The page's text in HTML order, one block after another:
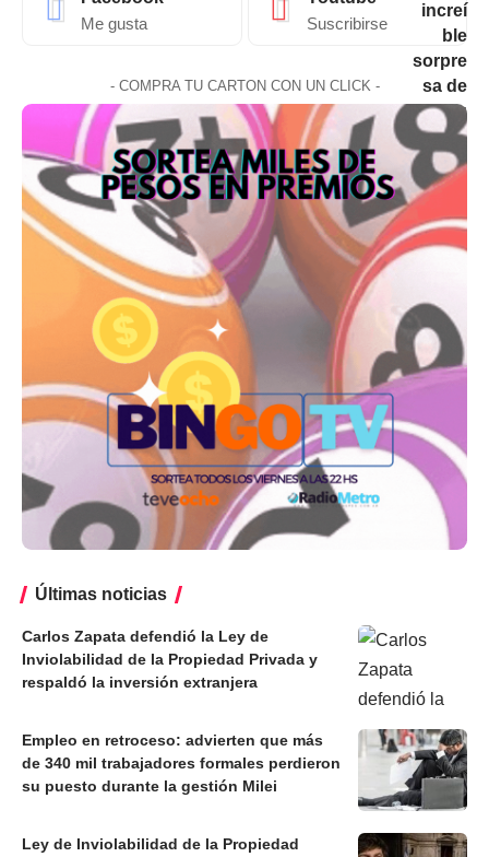
Me gusta Suscribirse
- COMPRA TU CARTON CON UN CLICK -
Últimas noticias
Carlos Zapata defendió la Ley de
Inviolabilidad de la Propiedad Privada y
respaldó la inversión extranjera
Empleo en retroceso: advierten que más
de 340 mil trabajadores formales perdieron
su puesto durante la gestión Milei
Ley de Inviolabilidad de la Propiedad